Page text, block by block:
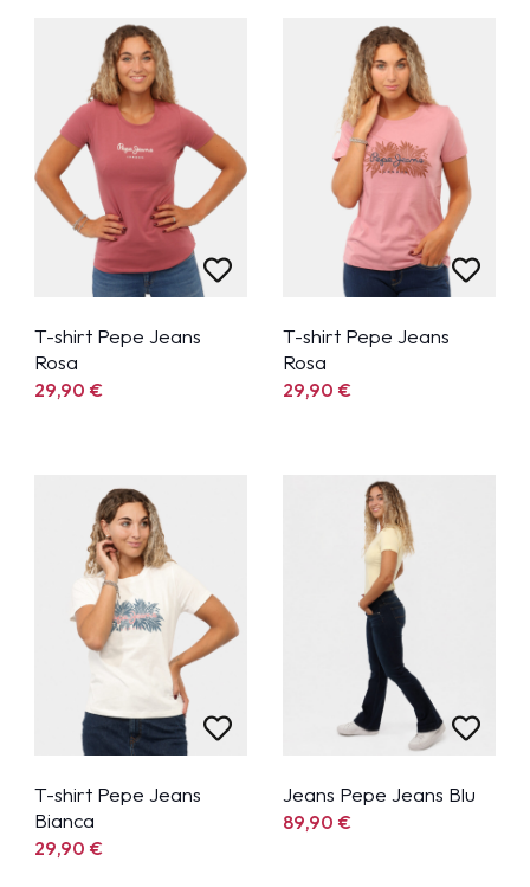
T-shirt Pepe Jeans
Rosa
29,90€
T-shirt Pepe Jeans
Rosa
29,90€
T-shirt Pepe Jeans
Bianca
29,90€
Jeans Pepe Jeans Blu
89,90€